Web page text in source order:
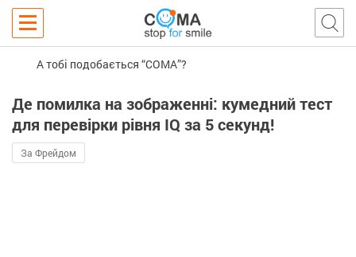
А тобі подобається “COMA”?
Де помилка на зображенні: кумедний тест
для перевірки рівня IQ за 5 секунд!
За Фрейдом